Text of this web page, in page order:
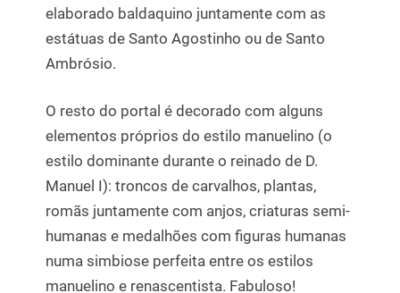
elaborado baldaquino juntamente com as
estátuas de Santo Agostinho ou de Santo
Ambrósio.
O resto do portal é decorado com alguns
elementos próprios do estilo manuelino (o
estilo dominante durante o reinado de D.
Manuel I): troncos de carvalhos, plantas,
romãs juntamente com anjos, criaturas semi-
humanas e medalhões com figuras humanas
numa simbiose perfeita entre os estilos
manuelino e renascentista. Fabuloso!